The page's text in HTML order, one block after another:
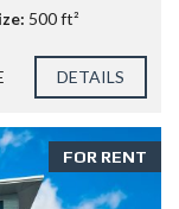
500 ft²
DETAILS
FOR RENT